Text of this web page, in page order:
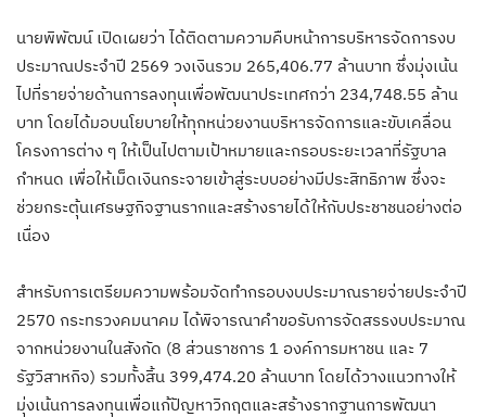
นายพิพัฒน์ เปิดเผยว่า ได้ติดตามความคืบหน้าการบริหารจัดการงบ
ประมาณประจำปี 2569 วงเงินรวม 265,406.77 ล้านบาท ซึ่งมุ่งเน้น
ไปที่รายจ่ายด้านการลงทุนเพื่อพัฒนาประเทศกว่า 234,748.55 ล้าน
บาท โดยได้มอบนโยบายให้ทุกหน่วยงานบริหารจัดการและขับเคลื่อน
โครงการต่าง ๆ ให้เป็นไปตามเป้าหมายและกรอบระยะเวลาที่รัฐบาล
กำหนด เพื่อให้เม็ดเงินกระจายเข้าสู่ระบบอย่างมีประสิทธิภาพ ซึ่งจะ
ช่วยกระตุ้นเศรษฐกิจฐานรากและสร้างรายได้ให้กับประชาชนอย่างต่อ
เนื่อง
สำหรับการเตรียมความพร้อมจัดทำกรอบงบประมาณรายจ่ายประจำปี
2570 กระทรวงคมนาคม ได้พิจารณาคำขอรับการจัดสรรงบประมาณ
จากหน่วยงานในสังกัด (8 ส่วนราชการ 1 องค์การมหาชน และ 7
รัฐวิสาหกิจ) รวมทั้งสิ้น 399,474.20 ล้านบาท โดยได้วางแนวทางให้
มุ่งเน้นการลงทุนเพื่อแก้ปัญหาวิกฤตและสร้างรากฐานการพัฒนา